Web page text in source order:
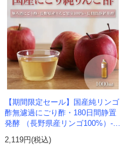
【期間限定セール】国産純リンゴ
酢無濾過にごり酢・180日間静置
発酵 （長野県産リンゴ100%）-1
000ml-かわしま屋-
2,119円(税込)